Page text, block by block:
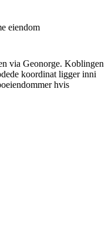
eiendom
via Geonorge. Koblingen
koordinat ligger inni
hvis